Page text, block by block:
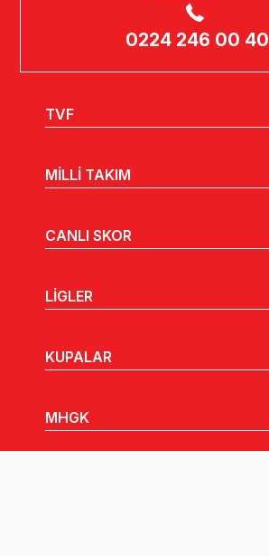
0224 246 00 40
TVF
MİLLİ TAKIM
CANLI SKOR
LİGLER
KUPALAR
MHGK